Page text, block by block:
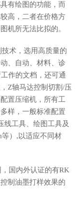
有绘图的功能，而
高，二者在价格方
机所无法比拟的。
术，选用高质量的
、自动、材料、诊
作的文档，还可通
Z轴马达控制切割/压
置压缩机，所有工
样，一般标准配置
线工具、绘图工具及
等）,以适应不同材
国内外认证的有RK
制油墨打样效果的